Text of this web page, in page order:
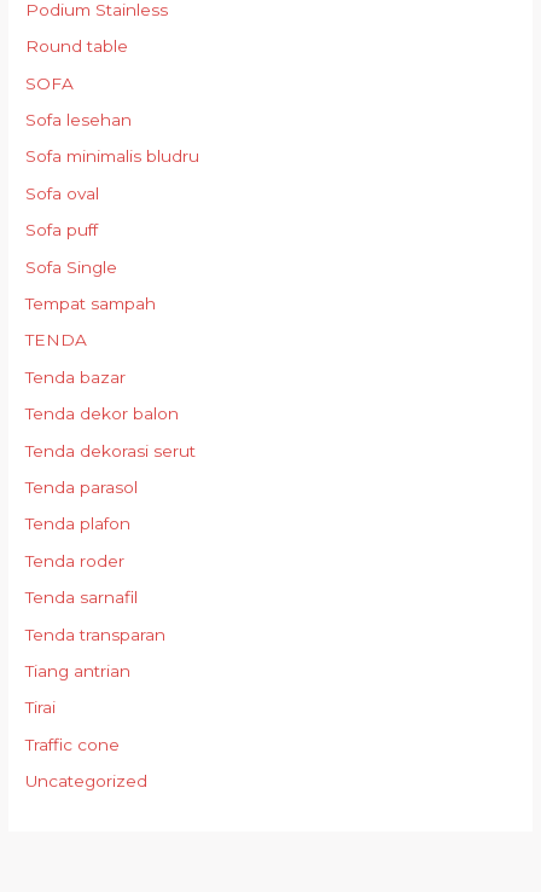
Podium Stainless
Round table
SOFA
Sofa lesehan
Sofa minimalis bludru
Sofa oval
Sofa puff
Sofa Single
Tempat sampah
TENDA
Tenda bazar
Tenda dekor balon
Tenda dekorasi serut
Tenda parasol
Tenda plafon
Tenda roder
Tenda sarnafil
Tenda transparan
Tiang antrian
Tirai
Traffic cone
Uncategorized